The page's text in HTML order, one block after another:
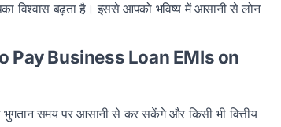
बढ़ता है। इससे आपको भविष्य में आसानी से लोन
Pay Business Loan EMIs on
समय पर आसानी से कर सकेंगे और किसी भी वित्तीय